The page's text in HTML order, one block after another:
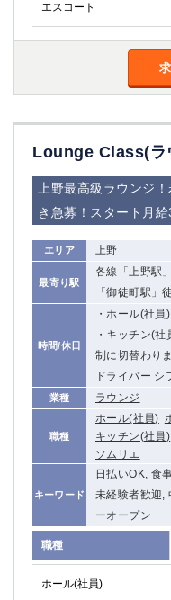
エスコート
Lounge Class(ラ
上野最高級ラウンジ
き急募！スタート月
エリア 上野
最寄り駅
各線「上野駅
「御徒町駅」
時間/休日
・ホール(社
・キッチン(
制に切替わり
ドライバー シ
業種 ラウンジ
職種
ホール(社員)
キッチン(社員)
ソムリエ
キーワード
日払いOK, 食
未経験者歓迎,
ーオープン
職種
ホール(社員)